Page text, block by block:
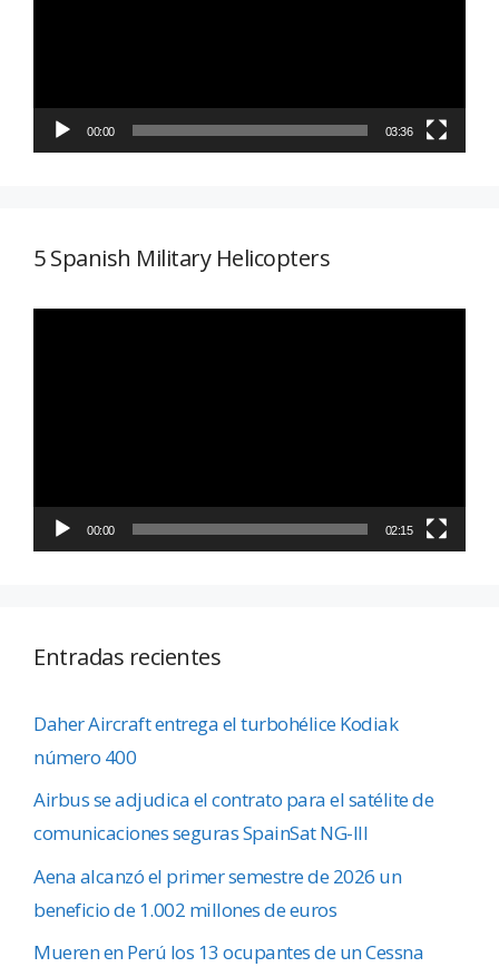
00:00 03:36
5 Spanish Military Helicopters
00:00 02:15
Entradas recientes
Daher Aircraft entrega el turbohélice Kodiak
número 400
Airbus se adjudica el contrato para el satélite de
comunicaciones seguras SpainSat NG-III
Aena alcanzó el primer semestre de 2026 un
beneficio de 1.002 millones de euros
Mueren en Perú los 13 ocupantes de un Cessna